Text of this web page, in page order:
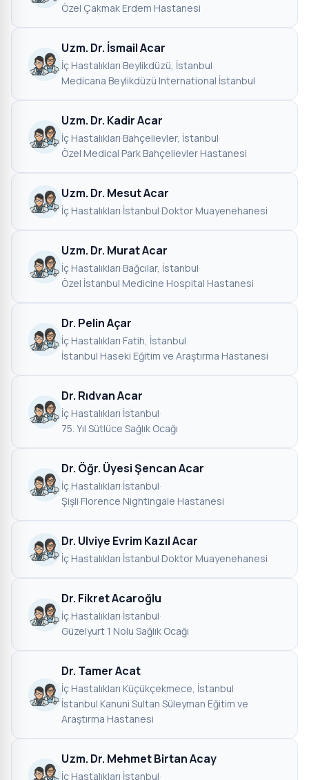
Özel Çakmak Erdem Hastanesi
Uzm. Dr. İsmail Acar
İç Hastalıkları·Beylikdüzü, İstanbul·
Medicana Beylikdüzü International İstanbul
Uzm. Dr. Kadir Acar
İç Hastalıkları·Bahçelievler, İstanbul·
Özel Medical Park Bahçelievler Hastanesi
Uzm. Dr. Mesut Acar
İç Hastalıkları·İstanbul·Doktor Muayenehanesi
Uzm. Dr. Murat Acar
İç Hastalıkları·Bağcılar, İstanbul·
Özel İstanbul Medicine Hospital Hastanesi
Dr. Pelin Açar
İç Hastalıkları·Fatih, İstanbul·
İstanbul Haseki Eğitim ve Araştırma Hastanesi
Dr. Rıdvan Acar
İç Hastalıkları·İstanbul·
75. Yıl Sütlüce Sağlık Ocağı
Dr. Öğr. Üyesi Şencan Acar
İç Hastalıkları·İstanbul·
Şişli Florence Nightingale Hastanesi
Dr. Ulviye Evrim Kazıl Acar
İç Hastalıkları·İstanbul·Doktor Muayenehanesi
Dr. Fikret Acaroğlu
İç Hastalıkları·İstanbul·
Güzelyurt 1 Nolu Sağlık Ocağı
Dr. Tamer Acat
İç Hastalıkları·Küçükçekmece, İstanbul·
İstanbul Kanuni Sultan Süleyman Eğitim ve
Araştırma Hastanesi
Uzm. Dr. Mehmet Birtan Acay
İç Hastalıkları·İstanbul·